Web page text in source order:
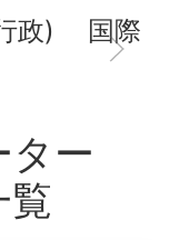
政) 国際
ター
覧